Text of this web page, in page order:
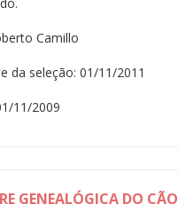
Camillo
da seleção: 01/11/2011
11/2009
GENEALÓGICA DO CÃO